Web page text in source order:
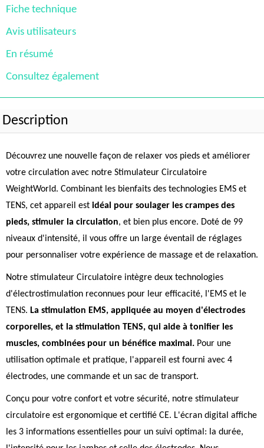
Fiche technique
Avis utilisateurs
En résumé
Consultez également
Description
Découvrez une nouvelle façon de relaxer vos pieds et améliorer
votre circulation avec notre Stimulateur Circulatoire
WeightWorld. Combinant les bienfaits des technologies EMS et
TENS, cet appareil est idéal pour soulager les crampes des
pieds, stimuler la circulation, et bien plus encore. Doté de 99
niveaux d'intensité, il vous offre un large éventail de réglages
pour personnaliser votre expérience de massage et de relaxation.
Notre stimulateur Circulatoire intègre deux technologies
d'électrostimulation reconnues pour leur efficacité, l'EMS et le
TENS. La stimulation EMS, appliquée au moyen d'électrodes
corporelles, et la stimulation TENS, qui aide à tonifier les
muscles, combinées pour un bénéfice maximal. Pour une
utilisation optimale et pratique, l'appareil est fourni avec 4
électrodes, une commande et un sac de transport.
Conçu pour votre confort et votre sécurité, notre stimulateur
circulatoire est ergonomique et certifié CE. L'écran digital affiche
les 3 informations essentielles pour un suivi optimal: la durée,